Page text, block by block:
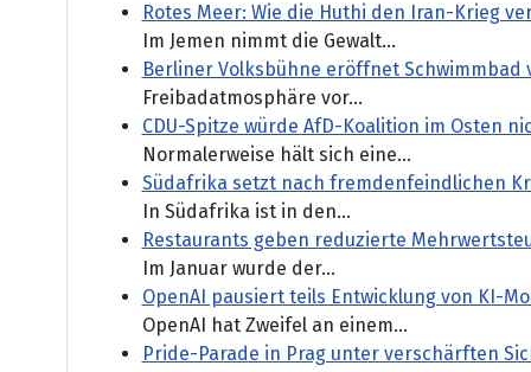
Rotes Meer: Wie die Huthi den Iran-Krieg
Im Jemen nimmt die Gewalt...
Berliner Volksbühne eröffnet Schwimmbad
Freibadatmosphäre vor...
CDU-Spitze würde AfD-Koalition im Osten
Normalerweise hält sich eine...
Südafrika setzt nach fremdenfeindlichen
In Südafrika ist in den...
Restaurants geben reduzierte
Im Januar wurde der...
OpenAI pausiert teils Entwicklung von KI-
OpenAI hat Zweifel an einem...
Pride-Parade in Prag unter verschärften